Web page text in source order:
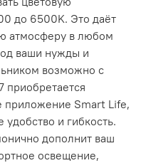
до 6500K. Это даёт
атмосферу в любом
ваши нужды и
возможно с
приобретается
приложение Smart Life,
и гибкость.
дополнит ваш
освещение,